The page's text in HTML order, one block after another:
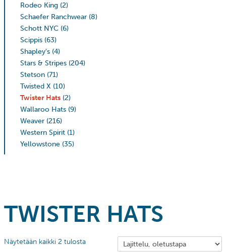
Rodeo King (2)
Schaefer Ranchwear (8)
Schott NYC (6)
Scippis (63)
Shapley's (4)
Stars & Stripes (204)
Stetson (71)
Twisted X (10)
Twister Hats (2)
Wallaroo Hats (9)
Weaver (216)
Western Spirit (1)
Yellowstone (35)
TWISTER HATS
Näytetään kaikki 2 tulosta